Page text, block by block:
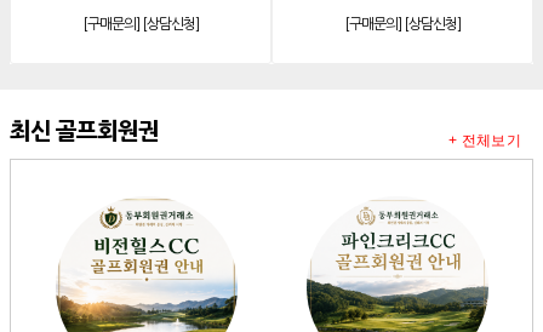
[리조트] 소노호텔앤리조트 골드 등기 기명
[리조트]소노호텔앤리조트 스위트 등기 무기명
소노호텔앤리조트 스위트 등기 기명
소노호텔앤리조트 이그제큐티브 무기명 회원제
아시아나cc 회원권
[골프]발리오스cc 회원권 종류
[구매문의] [구매문의]
최신 골프회원권 + 전체보기